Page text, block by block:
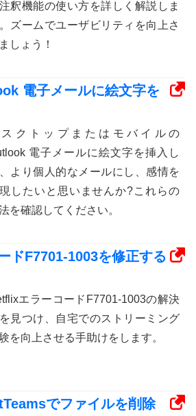
釈機能の使い方を詳しく解説しま
ズームでユーザビリティを向上さ
しょう！
電子メールに絵文字を
スクトップまたはモバイルの
電子メールに絵文字を挿入し
より個人的なメールにし、感情を
したいと思いませんか?これらの
を確認してください。
ドF7701-1003を修正する
エラーコードF7701-1003の解決
見つけ、自宅でのストリーミング
を向上させる手助けをします。
でファイルを削除